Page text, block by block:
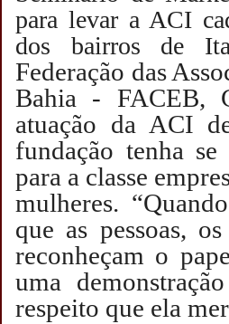
para levar a ACI
dos bairros de
Federação das
Bahia - FACEB,
atuação da ACI
fundação tenha
para a classe
mulheres.
que as pessoas,
reconheçam o
uma
respeito que ela